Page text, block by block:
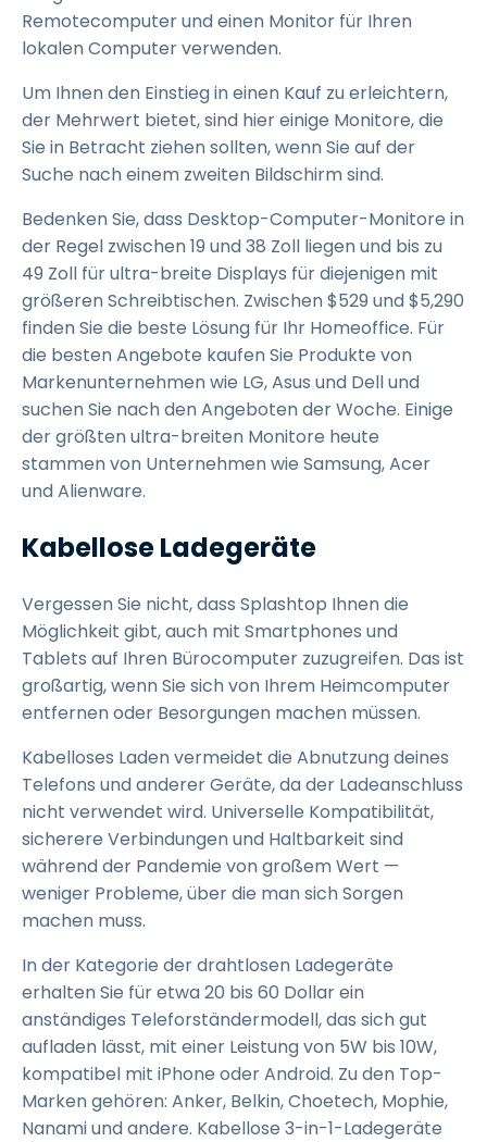
Remotecomputer und einen Monitor für Ihren
lokalen Computer verwenden.
Um Ihnen den Einstieg in einen Kauf zu erleichtern,
der Mehrwert bietet, sind hier einige Monitore, die
Sie in Betracht ziehen sollten, wenn Sie auf der
Suche nach einem zweiten Bildschirm sind.
Bedenken Sie, dass Desktop-Computer-Monitore in
der Regel zwischen 19 und 38 Zoll liegen und bis zu
49 Zoll für ultra-breite Displays für diejenigen mit
größeren Schreibtischen. Zwischen $529 und $5,290
finden Sie die beste Lösung für Ihr Homeoffice. Für
die besten Angebote kaufen Sie Produkte von
Markenunternehmen wie LG, Asus und Dell und
suchen Sie nach den Angeboten der Woche. Einige
der größten ultra-breiten Monitore heute
stammen von Unternehmen wie Samsung, Acer
und Alienware.
Kabellose Ladegeräte
Vergessen Sie nicht, dass Splashtop Ihnen die
Möglichkeit gibt, auch mit Smartphones und
Tablets auf Ihren Bürocomputer zuzugreifen. Das ist
großartig, wenn Sie sich von Ihrem Heimcomputer
entfernen oder Besorgungen machen müssen.
Kabelloses Laden vermeidet die Abnutzung deines
Telefons und anderer Geräte, da der Ladeanschluss
nicht verwendet wird. Universelle Kompatibilität,
sicherere Verbindungen und Haltbarkeit sind
während der Pandemie von großem Wert —
weniger Probleme, über die man sich Sorgen
machen muss.
In der Kategorie der drahtlosen Ladegeräte
erhalten Sie für etwa 20 bis 60 Dollar ein
anständiges Teleforständermodell, das sich gut
aufladen lässt, mit einer Leistung von 5W bis 10W,
kompatibel mit iPhone oder Android. Zu den Top-
Marken gehören: Anker, Belkin, Choetech, Mophie,
Nanami und andere. Kabellose 3-in-1-Ladegeräte